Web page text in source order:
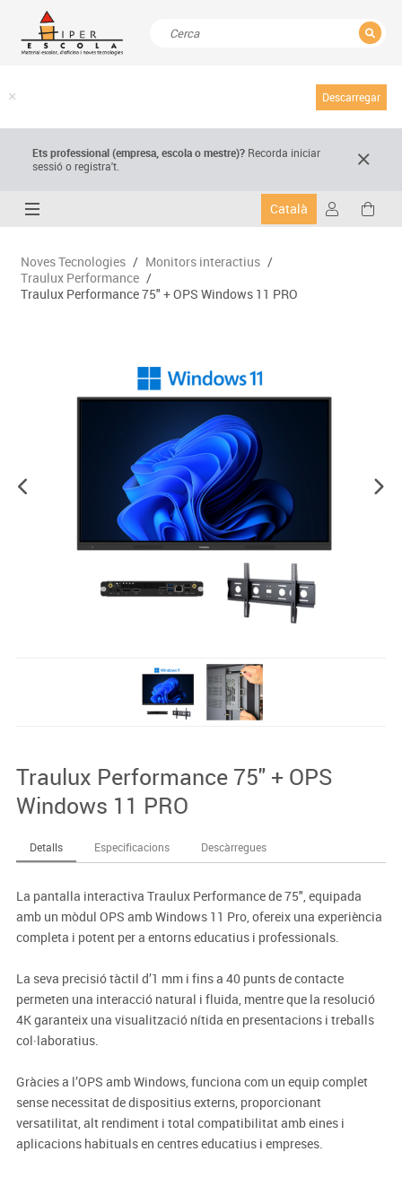
Descarregar
Ets professional (empresa,escola o mestre)? Recorda iniciar
sessió o registra't.
Català
Noves Tecnologies / Monitors interactius /
Traulux Performance /
Traulux Performance 75" + OPS Windows 11 PRO
Traulux Performance 75" + OPS
Windows 11 PRO
Detalls Especificacions Descàrregues
La pantalla interactiva Traulux Performance de 75", equipada
amb un mòdul OPS amb Windows 11 Pro, ofereix una experiència
completa i potent per a entorns educatius i professionals.
La seva precisió tàctil d’1 mm i fins a 40 punts de contacte
permeten una interacció natural i fluida, mentre que la resolució
4K garanteix una visualització nítida en presentacions i treballs
col·laboratius.
Gràcies a l’OPS amb Windows, funciona com un equip complet
sense necessitat de dispositius externs, proporcionant
versatilitat, alt rendiment i total compatibilitat amb eines i
aplicacions habituals en centres educatius i empreses.